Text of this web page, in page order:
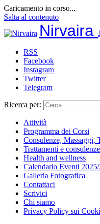
Caricamento in corso...
Salta al contenuto
Nirvaira
RSS
Facebook
Instagram
Twitter
Telegram
Ricerca per:
Attività
Programma dei Corsi
Consulenze, Massaggi,
Trattamenti e
Health and wellness
Calendario Eventi
Galleria Fotografica
Contattaci
Scrivici
Chi siamo
Privacy Policy sui